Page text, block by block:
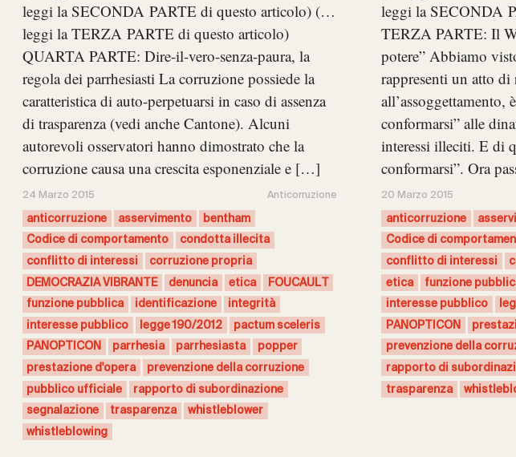
leggi la SECONDA PARTE di questo articolo) (…
leggi la TERZA PARTE di questo articolo)
QUARTA PARTE: Dire-il-vero-senza-paura, la
regola dei parrhesiasti La corruzione possiede la
caratteristica di auto-perpetuarsi in caso di assenza
di trasparenza (vedi anche Cantone). Alcuni
autorevoli osservatori hanno dimostrato che la
corruzione causa una crescita esponenziale e […]
24 Marzo 2015 Anticorruzione
anticorruzione asservimento
bentham
Codice di comportamento
condotta illecita
conflitto di interessi
corruzione propria
DEMOCRAZIA VIBRANTE
denuncia etica
FOUCAULT
funzione pubblica
identificazione
integrità
interesse pubblico
legge 190/2012
pactum sceleris
PANOPTICON
parrhesia parrhesiasta
popper
prestazione d'opera
prevenzione della corruzione
pubblico ufficiale
rapporto di subordinazione
segnalazione
trasparenza
whistleblower
whistleblowing
leggi la SECONDA
TERZA PARTE: Il
potere” Abbiamo
rappresenti un atto di
conformarsi” alle
interessi illeciti. E di
conformarsi”. Ora
20 Marzo 2015
anticorruzione
Codice di
conflitto di interessi
etica
funzione
interesse pubblico
PANOPTICON
prevenzione della
rapporto di
trasparenza